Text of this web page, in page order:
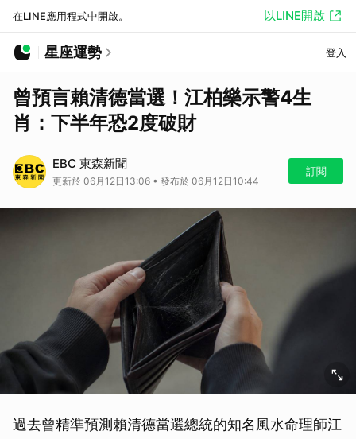
在LINE應用程式中開啟。 以LINE開啟
星座運勢 登入
曾預言賴清德當選！江柏樂示警4生
肖：下半年恐2度破財
EBC 東森新聞
更新於 06月12日13:06 • 發布於 06月12日10:44
訂閱
過去曾精準預測賴清德當選總統的知名風水命理師江